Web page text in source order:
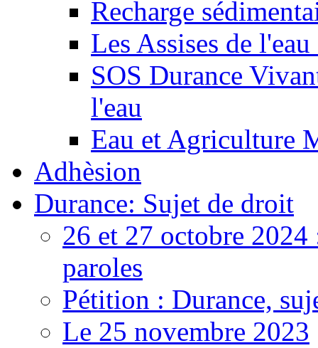
Recharge
Les Assises de
SOS Durance
l'eau
Eau et Agriculture
Adhèsion
Durance: Sujet de droit
26 et 27 octobre 2024
paroles
Pétition : Durance,
Le 25 novembre 2023